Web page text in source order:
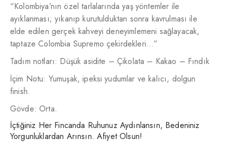
“Kolombiya’nın özel tarlalarında yaş yöntemler ile
ayıklanması; yıkanıp kurutulduktan sonra kavrulması ile
elde edilen gerçek kahveyi deneyimlemeni sağlayacak,
taptaze Colombia Supremo çekirdekleri…”
Tadım notları: Düşük asidite – Çikolata – Kakao – Fındık
İçim Notu: Yumuşak, ipeksi yudumlar ve kalıcı, dolgun
finish.
Gövde: Orta.
İçtiğiniz Her Fincanda Ruhunuz Aydınlansın, Bedeniniz
Yorgunluklardan Arınsın. Afiyet Olsun!